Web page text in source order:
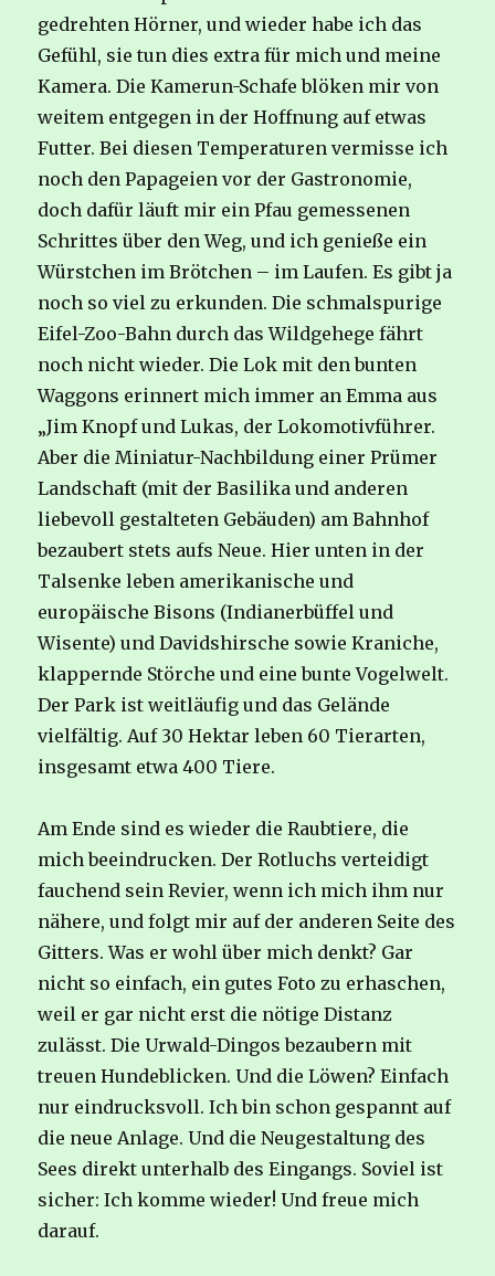
gedrehten Hörner, und wieder habe ich das
Gefühl, sie tun dies extra für mich und meine
Kamera. Die Kamerun-Schafe blöken mir von
weitem entgegen in der Hoffnung auf etwas
Futter. Bei diesen Temperaturen vermisse ich
noch den Papageien vor der Gastronomie,
doch dafür läuft mir ein Pfau gemessenen
Schrittes über den Weg, und ich genieße ein
Würstchen im Brötchen – im Laufen. Es gibt ja
noch so viel zu erkunden. Die schmalspurige
Eifel-Zoo-Bahn durch das Wildgehege fährt
noch nicht wieder. Die Lok mit den bunten
Waggons erinnert mich immer an Emma aus
„Jim Knopf und Lukas, der Lokomotivführer.
Aber die Miniatur-Nachbildung einer Prümer
Landschaft (mit der Basilika und anderen
liebevoll gestalteten Gebäuden) am Bahnhof
bezaubert stets aufs Neue. Hier unten in der
Talsenke leben amerikanische und
europäische Bisons (Indianerbüffel und
Wisente) und Davidshirsche sowie Kraniche,
klappernde Störche und eine bunte Vogelwelt.
Der Park ist weitläufig und das Gelände
vielfältig. Auf 30 Hektar leben 60 Tierarten,
insgesamt etwa 400 Tiere.
Am Ende sind es wieder die Raubtiere, die
mich beeindrucken. Der Rotluchs verteidigt
fauchend sein Revier, wenn ich mich ihm nur
nähere, und folgt mir auf der anderen Seite des
Gitters. Was er wohl über mich denkt? Gar
nicht so einfach, ein gutes Foto zu erhaschen,
weil er gar nicht erst die nötige Distanz
zulässt. Die Urwald-Dingos bezaubern mit
treuen Hundeblicken. Und die Löwen? Einfach
nur eindrucksvoll. Ich bin schon gespannt auf
die neue Anlage. Und die Neugestaltung des
Sees direkt unterhalb des Eingangs. Soviel ist
sicher: Ich komme wieder! Und freue mich
darauf.